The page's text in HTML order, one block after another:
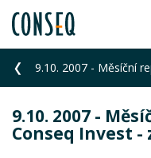
9.10. 2007 -
Conseq Invest -